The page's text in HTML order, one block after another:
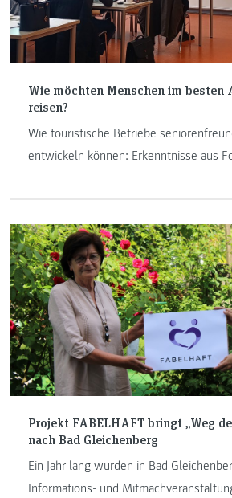
Wie möchten Menschen im
reisen?
Wie touristische Betriebe
entwickeln können: Erkenntnisse aus
Projekt FABELHAFT bringt „Weg
nach Bad Gleichenberg
Ein Jahr lang wurden in Bad
Informations- und